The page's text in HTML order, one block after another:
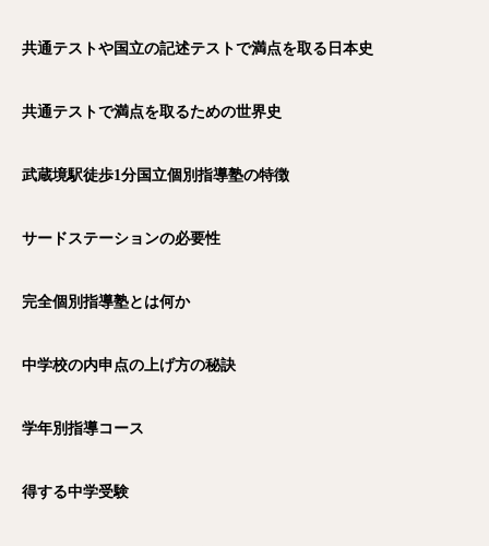
共通テストや国立の記述テストで満点を取る日本史
共通テストで満点を取るための世界史
武蔵境駅徒歩1分国立個別指導塾の特徴
サードステーションの必要性
完全個別指導塾とは何か
中学校の内申点の上げ方の秘訣
学年別指導コース
得する中学受験